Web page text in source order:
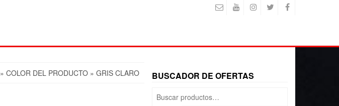
» COLOR DEL PRODUCTO » GRIS CLARO BUSCADOR DE OFERTAS
Buscar
por: